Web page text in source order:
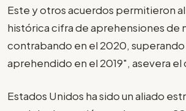
Este y otros acuerdos permitieron al
histórica cifra de aprehensiones de
contrabando en el 2020,
aprehendido en el 2019", asevera el
Estados Unidos ha sido un aliado